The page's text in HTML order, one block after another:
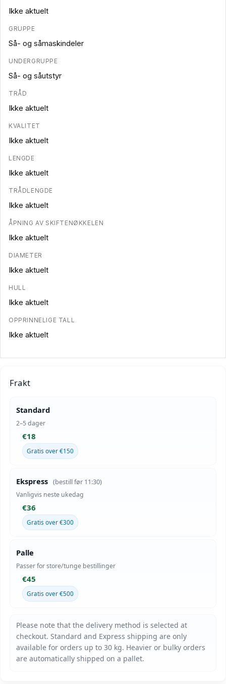
Ikke aktuelt
GRUPPE
Så- og såmaskindeler
UNDERGRUPPE
Så- og såutstyr
TRÅD
Ikke aktuelt
KVALITET
Ikke aktuelt
LENGDE
Ikke aktuelt
TRÅDLENGDE
Ikke aktuelt
ÅPNING AV SKIFTENØKKELEN
Ikke aktuelt
DIAMETER
Ikke aktuelt
HULL
Ikke aktuelt
OPPRINNELIGE TALL
Ikke aktuelt
Frakt
Standard
2–5 dager
€18
Gratis over €150
Ekspress (bestill før 11:30)
Vanligvis neste ukedag
€36
Gratis over €300
Palle
Passer for store/tunge bestillinger
€45
Gratis over €500